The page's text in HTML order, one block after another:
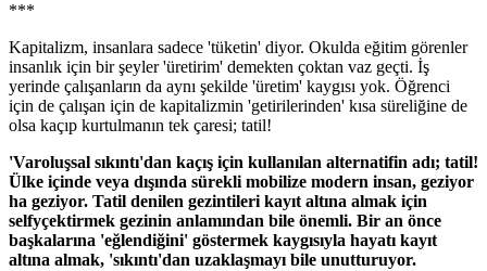
***
Kapitalizm, insanlara sadece 'tüketin' diyor. Okulda eğitim görenler
insanlık için bir şeyler 'üretirim' demekten çoktan vaz geçti. İş
yerinde çalışanların da aynı şekilde 'üretim' kaygısı yok. Öğrenci
için de çalışan için de kapitalizmin 'getirilerinden' kısa süreliğine de
olsa kaçıp kurtulmanın tek çaresi; tatil!
'Varoluşsal sıkıntı'dan kaçış için kullanılan alternatifin adı; tatil!
Ülke içinde veya dışında sürekli mobilize modern insan, geziyor
ha geziyor. Tatil denilen gezintileri kayıt altına almak için
selfyçektirmek gezinin anlamından bile önemli. Bir an önce
başkalarına 'eğlendiğini' göstermek kaygısıyla hayatı kayıt
altına almak, 'sıkıntı'dan uzaklaşmayı bile unutturuyor.